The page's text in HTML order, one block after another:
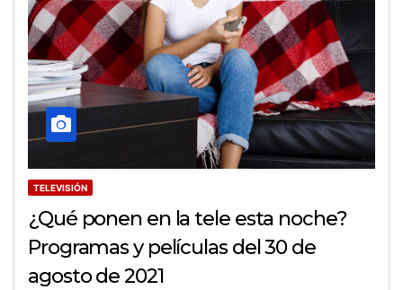
TELEVISIÓN
¿Qué ponen en la tele esta noche?
Programas y películas del 30 de
agosto de 2021